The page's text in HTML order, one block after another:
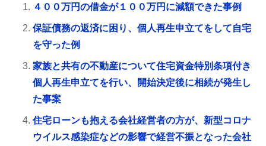
４００万円の借金が１００万円に減額できた事例
保証債務の返済に困り、個人再生申立てをして自宅
を守った例
家族と共有の不動産について住宅資金特別条項付き
個人再生申立てを行い、開始決定後に相続が発生し
た事案
住宅ローンも抱える会社経営者の方が、新型コロナ
ウイルス感染症などの影響で経営不振となった会社